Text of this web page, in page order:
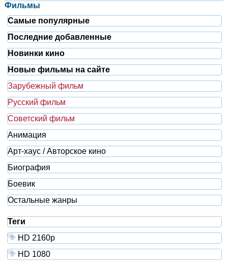
Фильмы
Самые популярные
Последние добавленные
Новинки кино
Новые фильмы на сайте
Зарубежный фильм
Русский фильм
Советский фильм
Анимация
Арт-хаус / Авторское кино
Биография
Боевик
Остальные жанры
Теги
HD 2160р
HD 1080